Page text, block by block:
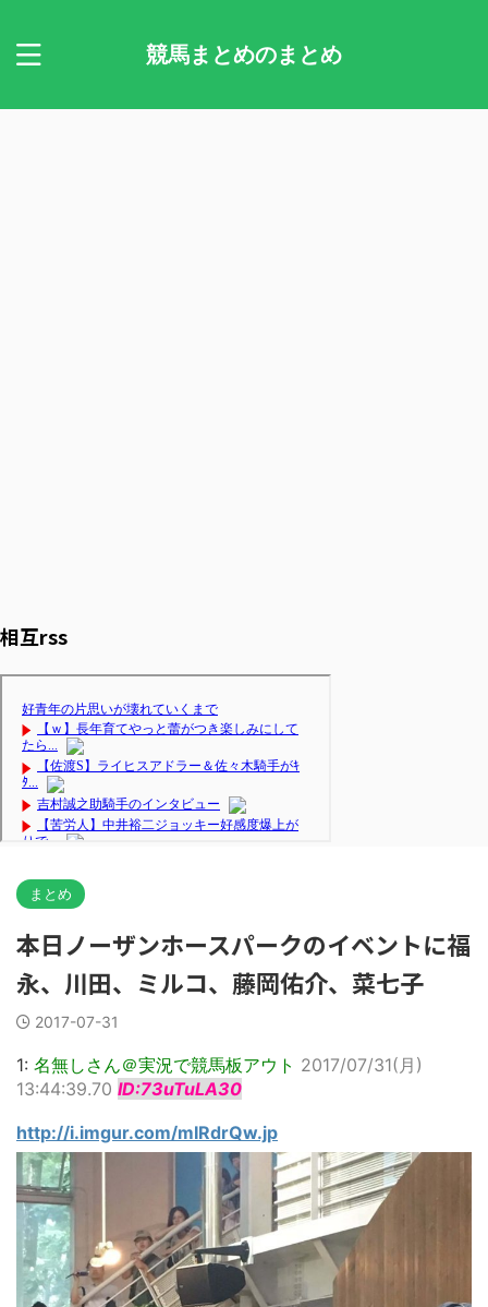
競馬まとめのまとめ
相互rss
まとめ
本日ノーザンホースパークのイベントに福
永、川田、ミルコ、藤岡佑介、菜七子
2017-07-31
1: 名無しさん＠実況で競馬板アウト 2017/07/31(月)
13:44:39.70 ID:73uTuLA30
http://i.imgur.com/mIRdrQw.jp